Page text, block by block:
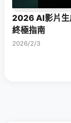
2026 AI影片生
終極指南
2026/2/3